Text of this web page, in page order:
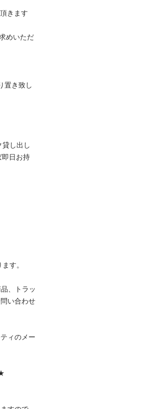
きます
めいただ
置き致し
し出し
即日お持
す。
、トラッ
い合わせ
ィのメー